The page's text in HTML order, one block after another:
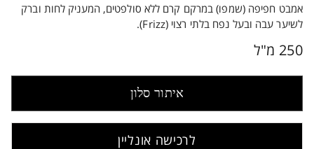
אמבט חפיפה (שמפו) במרקם קרם ללא סולפטים, המעניק לחות וברק
לשיער עבה ובעל נפח בלתי רצוי (Frizz).
250 מ"ל
איתור סלון
לרכישה אונליין